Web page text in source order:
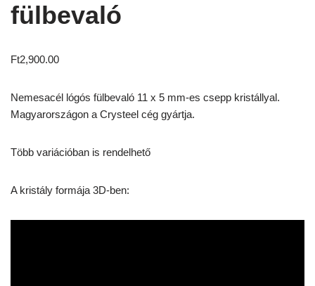
fülbevaló
Ft2,900.00
Nemesacél lógós fülbevaló 11 x 5 mm-es csepp kristállyal.
Magyarországon a Crysteel cég gyártja.
Több variációban is rendelhető
A kristály formája 3D-ben: